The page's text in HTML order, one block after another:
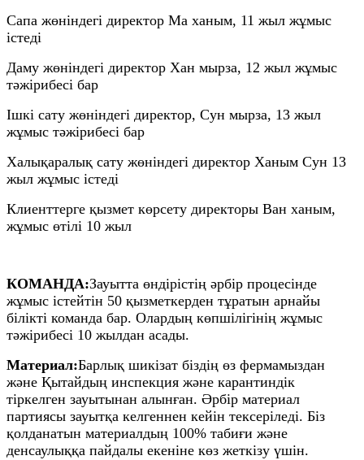
Сапа жөніндегі директор Ма ханым, 11 жыл жұмыс
істеді
Даму жөніндегі директор Хан мырза, 12 жыл жұмыс
тәжірибесі бар
Ішкі сату жөніндегі директор, Сун мырза, 13 жыл
жұмыс тәжірибесі бар
Халықаралық сату жөніндегі директор Ханым Сун 13
жыл жұмыс істеді
Клиенттерге қызмет көрсету директоры Ван ханым,
жұмыс өтілі 10 жыл
КОМАНДА:Зауытта өндірістің әрбір процесінде
жұмыс істейтін 50 қызметкерден тұратын арнайы
білікті команда бар. Олардың көпшілігінің жұмыс
тәжірибесі 10 жылдан асады.
Материал:Барлық шикізат біздің өз фермамыздан
және Қытайдың инспекция және карантиндік
тіркелген зауытынан алынған. Әрбір материал
партиясы зауытқа келгеннен кейін тексеріледі. Біз
қолданатын материалдың 100% табиғи және
денсаулыққа пайдалы екеніне көз жеткізу үшін.